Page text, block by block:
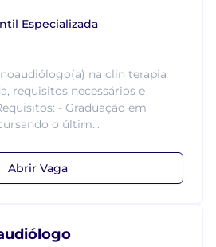
Especializada
na clin terapia
requisitos necessários e
- Graduação em
o últim...
Abrir Vaga